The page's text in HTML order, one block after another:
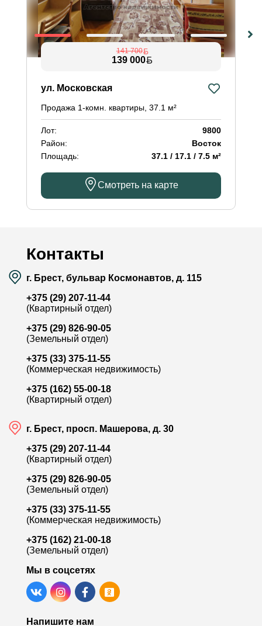
141 700
139 000
ул. Московская
Продажа 1-комн. квартиры, 37.1 м²
Лот:
9800
Район:
Восток
Площадь:
37.1 / 17.1 / 7.5 м²
Смотреть на карте
Контакты
г. Брест, бульвар Космонавтов, д. 115
+375 (29) 207-11-44
(Квартирный отдел)
+375 (29) 826-90-05
(Земельный отдел)
+375 (33) 375-11-55
(Коммерческая недвижимость)
+375 (162) 55-00-18
(Квартирный отдел)
г. Брест, просп. Машерова, д. 30
+375 (29) 207-11-44
(Квартирный отдел)
+375 (29) 826-90-05
(Земельный отдел)
+375 (33) 375-11-55
(Коммерческая недвижимость)
+375 (162) 21-00-18
(Земельный отдел)
Мы в соцсетях
Напишите нам